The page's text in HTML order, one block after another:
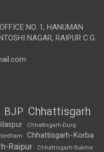
NO. 1, HANUMAN
NAGAR, RAIPUR C.G.
BJP Chhattisgarh
Chhattisgarh-Durg
Chhattisgarh-Korba
Raipur
Chhattisgarh-Sukma